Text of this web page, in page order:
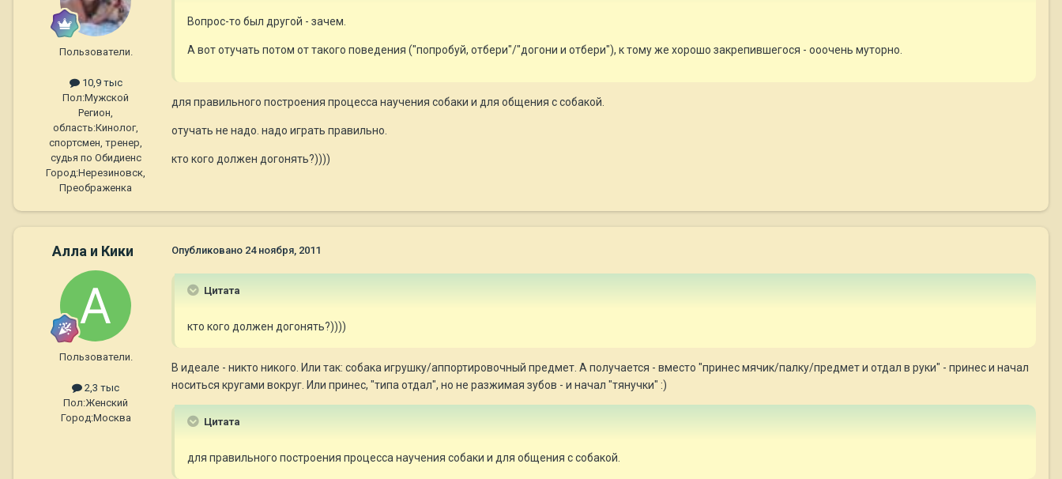
Пользователи.
10,9 тыс
Пол:Мужской
Регион,
область:Кинолог,
спортсмен, тренер,
судья по Обидиенс
Город:Нерезиновск,
Преображенка
Вопрос-то был другой - зачем.
А вот отучать потом от такого поведения ("попробуй, отбери"/"догони и отбери"), к тому же хорошо закрепившегося - ооочень муторно.
для правильного построения процесса научения собаки и для общения с собакой.
отучать не надо. надо играть правильно.
кто кого должен догонять?))))
Алла и Кики
Пользователи.
2,3 тыс
Пол:Женский
Город:Москва
Опубликовано 24 ноября, 2011
Цитата
кто кого должен догонять?))))
В идеале - никто никого. Или так: собака игрушку/аппортировочный предмет. А получается - вместо "принес мячик/палку/предмет и отдал в руки" - принес и начал
носиться кругами вокруг. Или принес, "типа отдал", но не разжимая зубов - и начал "тянучки" :)
Цитата
для правильного построения процесса научения собаки и для общения с собакой.